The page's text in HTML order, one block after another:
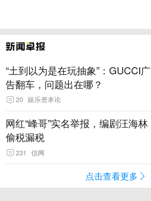
“土到以为是在玩抽象”：GUCCI广
告翻车，问题出在哪？
20 娱乐资本论
网红“峰哥”实名举报，编剧汪海林
偷税漏税
231 信网
点击查看更多